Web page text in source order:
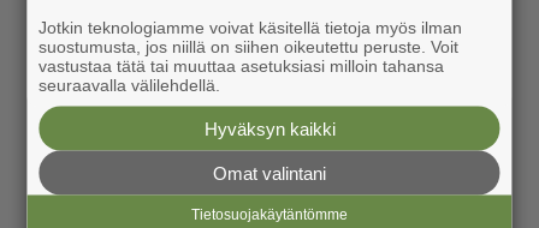
Jotkin teknologiamme voivat käsitellä tietoja myös ilman
suostumusta, jos niillä on siihen oikeutettu peruste. Voit
vastustaa tätä tai muuttaa asetuksiasi milloin tahansa
seuraavalla välilehdellä.
Hyväksyn kaikki
Omat valintani
Tietosuojakäytäntömme